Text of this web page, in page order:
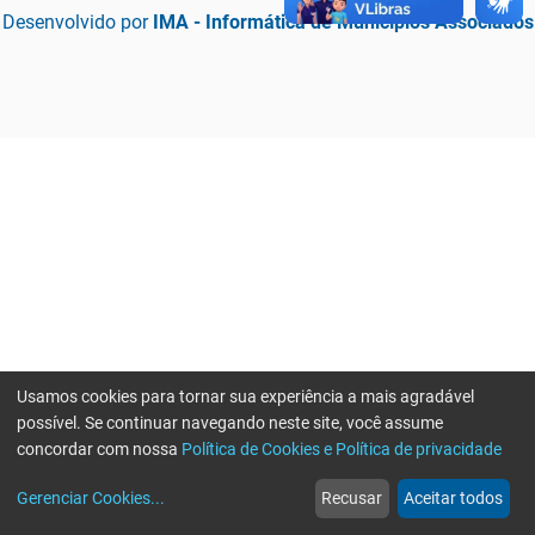
Desenvolvido por IMA - Informática de Municípios Associados
web
Notícias
more_horiz
Mais
Usamos cookies para tornar sua experiência a mais agradável
possível. Se continuar navegando neste site, você assume
concordar com nossa Política de Cookies e Política de privacidade
Gerenciar Cookies... Recusar Aceitar todos
Erro ao enviar informações, por favor tente novamente